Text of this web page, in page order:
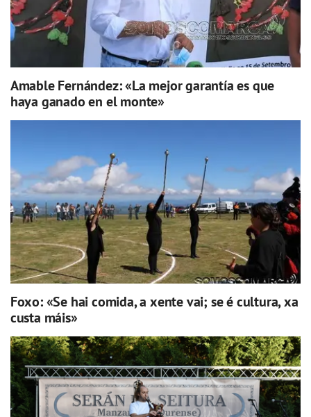
Amable Fernández: «La mejor garantía es que
haya ganado en el monte»
Foxo: «Se hai comida, a xente vai; se é cultura, xa
custa máis»